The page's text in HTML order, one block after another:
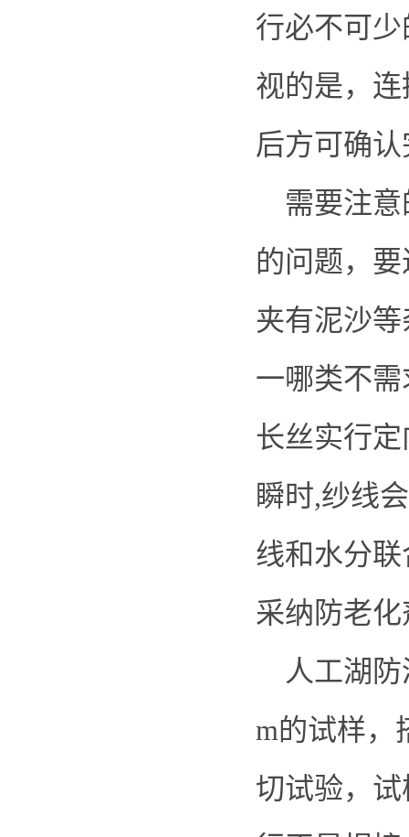
行必不可
视的是，
后方可确
需要注意
的问题，
夹有泥沙
一哪类不
长丝实行
瞬时,纱线
线和水分
采纳防老
人工湖防
m的试样，
切试验，